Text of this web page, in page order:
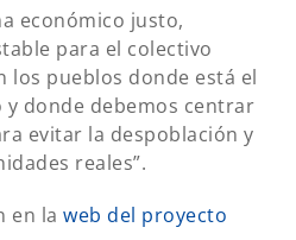
económico justo,
para el colectivo
los pueblos donde está el
donde debemos centrar
evitar la despoblación y
reales”.
en la web del proyecto